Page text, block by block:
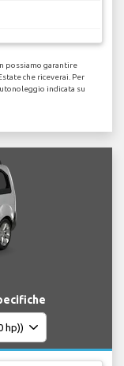
possiamo garantire
che riceverai. Per
indicata su